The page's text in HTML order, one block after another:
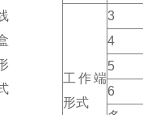
工作端
形式
3
4
5
6